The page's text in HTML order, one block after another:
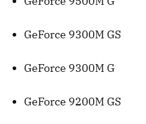
GeForce 9300M GS
GeForce 9300M G
GeForce 9200M GS